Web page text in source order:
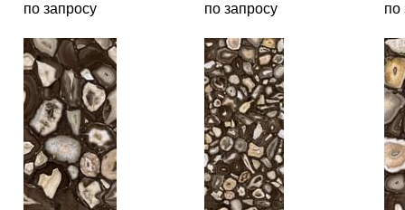
по запросу по запросу по